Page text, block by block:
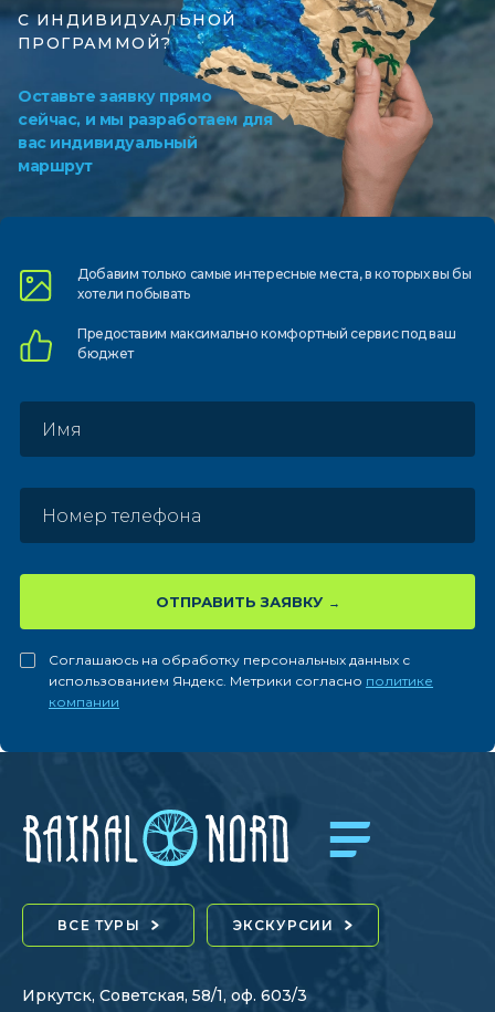
С ИНДИВИДУАЛЬНОЙ
ПРОГРАММОЙ?
Оставьте заявку прямо
сейчас, и мы разработаем для
вас индивидуальный
маршрут
Добавим только самыеинтересные места, в которыхвы бы
хотели побывать
Предоставим максимально комфортныйсервис под ваш
бюджет
ОТПРАВИТЬ ЗАЯВКУ
Соглашаюсь на обработку персональных данных с
использованием Яндекс. Метрики согласно политике
компании
ВСЕ ТУРЫ ЭКСКУРСИИ
Иркутск, Советская, 58/1, оф. 603/3